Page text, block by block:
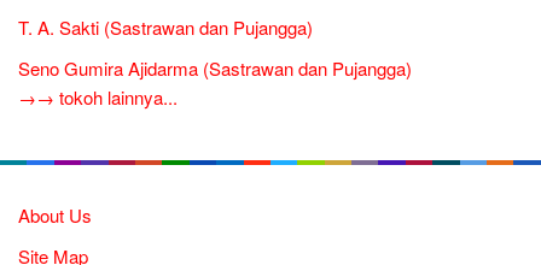
T. A. Sakti (Sastrawan dan Pujangga)
Seno Gumira Ajidarma (Sastrawan dan Pujangga)
→→ tokoh lainnya...
About Us
Site Map